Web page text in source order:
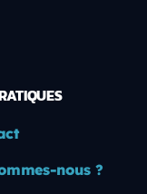
nous ?